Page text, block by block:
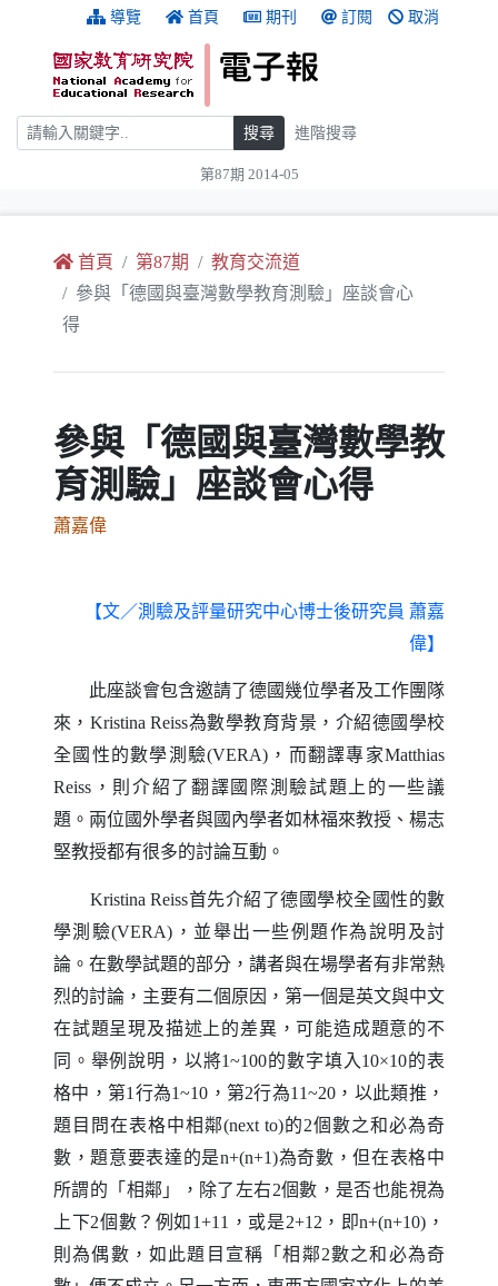
跳到主要內容 導覽 首頁 期刊 訂閱 取消
搜尋 搜尋 進階搜尋
第87期 2014-05
首頁 第87期
教育交流道
參與「德國與臺灣數學教育測驗」座談會心
得
參與「德國與臺灣數學教
育測驗」座談會心得
蕭嘉偉
【文／測驗及評量研究中心博士後研究員 蕭嘉
偉】
此座談會包含邀請了德國幾位學者及工作團隊
來， Kristina Reiss為數學教育背景，介紹德國學校
全國性的數學測驗(VERA) ，而翻譯專家Matthias
Reiss ，則介紹了翻譯國際測驗試題上的一些議
題。兩位國外學者與國內學者如林福來教授、楊志
堅教授都有很多的討論互動。
Kristina Reiss首先介紹了德國學校全國性的數
學測驗(VERA) ，並舉出一些例題作為說明及討
論。在數學試題的部分，講者與在場學者有非常熱
烈的討論，主要有二個原因，第一個是英文與中文
在試題呈現及描述上的差異，可能造成題意的不
同。舉例說明，以將1~100的數字填入10×10的表
格中，第1 行為1~10 ，第2行為11~20 ，以此類推，
題目問在表格中相鄰(next to)的2個數之和必為奇
數，題意要表達的是n+(n+1)為奇數，但在表格中
所謂的「相鄰」，除了左右2個數，是否也能視為
上下2個數？例如1+11 ，或是2+12，即n+(n+10) ，
則為偶數，如此題目宣稱「相鄰2數之和必為奇